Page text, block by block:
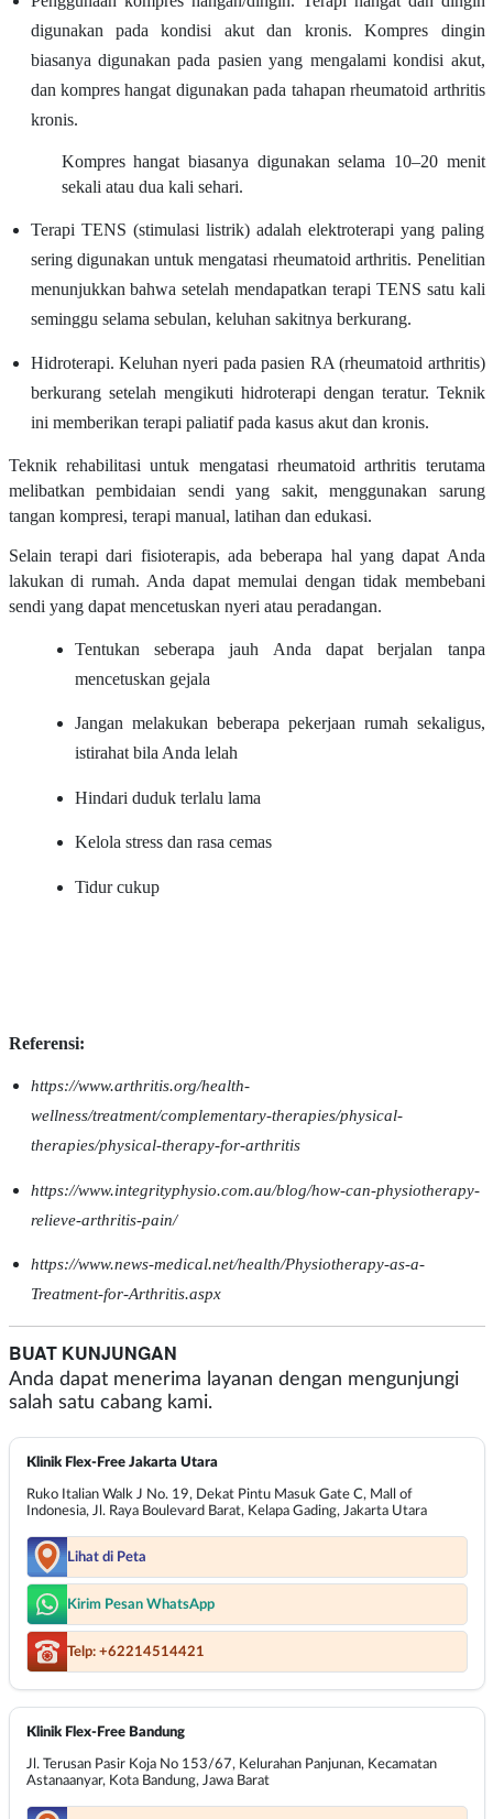
digunakan pada kondisi akut dan kronis. Kompres dingin
biasanya digunakan pada pasien yang mengalami kondisi akut,
dan kompres hangat digunakan pada tahapan rheumatoid arthritis
kronis.
Kompres hangat biasanya digunakan selama 10–20 menit
sekali atau dua kali sehari.
Terapi TENS (stimulasi listrik) adalah elektroterapi yang paling
sering digunakan untuk mengatasi rheumatoid arthritis. Penelitian
menunjukkan bahwa setelah mendapatkan terapi TENS satu kali
seminggu selama sebulan, keluhan sakitnya berkurang.
Hidroterapi. Keluhan nyeri pada pasien RA (rheumatoid arthritis)
berkurang setelah mengikuti hidroterapi dengan teratur. Teknik
ini memberikan terapi paliatif pada kasus akut dan kronis.
Teknik rehabilitasi untuk mengatasi rheumatoid arthritis terutama
melibatkan pembidaian sendi yang sakit, menggunakan sarung
tangan kompresi, terapi manual, latihan dan edukasi.
Selain terapi dari fisioterapis, ada beberapa hal yang dapat Anda
lakukan di rumah. Anda dapat memulai dengan tidak membebani
sendi yang dapat mencetuskan nyeri atau peradangan.
Tentukan seberapa jauh Anda dapat berjalan tanpa
mencetuskan gejala
Jangan melakukan beberapa pekerjaan rumah sekaligus,
istirahat bila Anda lelah
Hindari duduk terlalu lama
Kelola stress dan rasa cemas
Tidur cukup
Referensi:
https://www.arthritis.org/health-
wellness/treatment/complementary-therapies/physical-
therapies/physical-therapy-for-arthritis
https://www.integrityphysio.com.au/blog/how-can-physiotherapy-
relieve-arthritis-pain/
https://www.news-medical.net/health/Physiotherapy-as-a-
Treatment-for-Arthritis.aspx
BUAT KUNJUNGAN
Anda dapat menerima layanan dengan mengunjungi
salah satu cabang kami.
Klinik Flex-Free Jakarta Utara
Ruko Italian Walk J No. 19, Dekat Pintu Masuk Gate C, Mall of
Indonesia, Jl. Raya Boulevard Barat, Kelapa Gading, Jakarta Utara
Lihat di Peta
Kirim Pesan WhatsApp
Telp: +62214514421
Klinik Flex-Free Bandung
Jl. Terusan Pasir Koja No 153/67, Kelurahan Panjunan, Kecamatan
Astanaanyar, Kota Bandung, Jawa Barat